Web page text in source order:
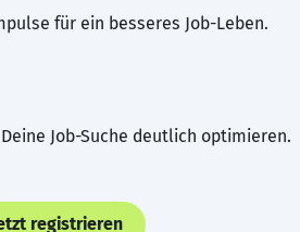
für ein besseres Job-Leben.
Job-Suche deutlich optimieren.
registrieren